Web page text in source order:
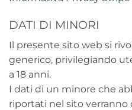
DATI DI MINORI
Il presente sito web si
generico, privilegiando
a 18 anni.
I dati di un minore che
riportati nel sito verranno